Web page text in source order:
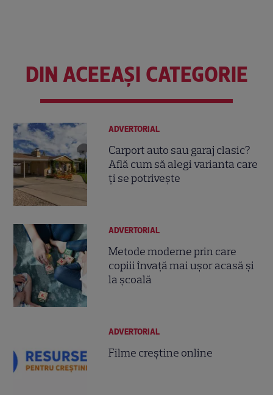
DIN ACEEAȘI CATEGORIE
ADVERTORIAL
Carport auto sau garaj clasic?
Află cum să alegi varianta care
ți se potrivește
ADVERTORIAL
Metode moderne prin care
copiii învață mai ușor acasă și
la școală
ADVERTORIAL
Filme creștine online